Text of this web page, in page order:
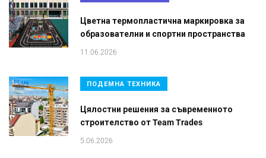
Цветна термопластична маркировка за
образователни и спортни пространства
11.06.2026
ПОДЕМНА ТЕХНИКА
Цялостни решения за съвременното
строителство от Team Trades
5.06.2026